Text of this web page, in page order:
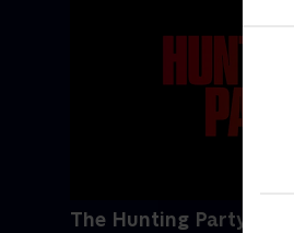
The Hunting Party